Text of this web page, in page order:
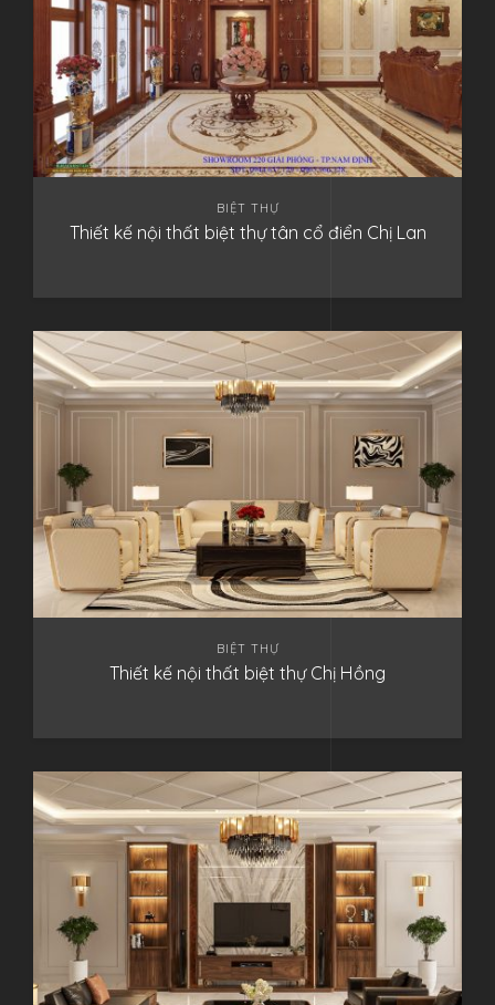
BIỆT THỰ
Thiết kế nội thất biệt thự tân cổ điển Chị Lan
BIỆT THỰ
Thiết kế nội thất biệt thự Chị Hồng